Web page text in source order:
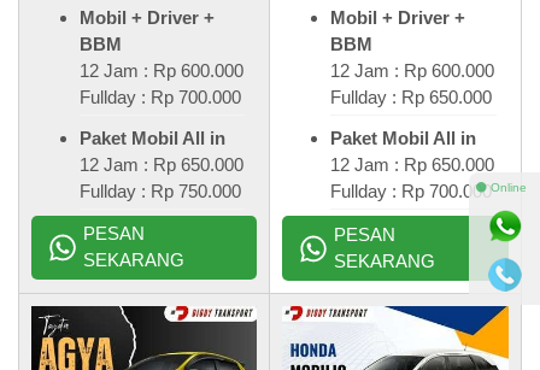
Mobil + Driver +
BBM
12 Jam : Rp 600.000
Fullday : Rp 700.000
Paket Mobil All in
12 Jam : Rp 650.000
Fullday : Rp 750.000
PESAN
SEKARANG
Mobil + Driver +
BBM
12 Jam : Rp 600.000
Fullday : Rp 650.000
Paket Mobil All in
12 Jam : Rp 650.000
Fullday : Rp 700.000
PESAN
SEKARANG
⚫ Online